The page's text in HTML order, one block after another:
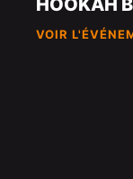
HOOKAH
VOIR